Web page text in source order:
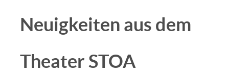
Neuigkeiten aus dem
Theater STOA